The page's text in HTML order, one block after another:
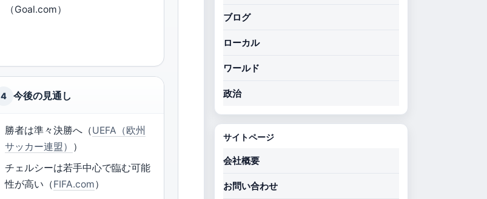
（Goal.com）
4 今後の見通し
勝者は準々決勝へ（UEFA（欧州
サッカー連盟） ）
チェルシーは若手中心で臨む可能
性が高い（FIFA.com）
ブログ
ローカル
ワールド
政治
サイトページ
会社概要
お問い合わせ